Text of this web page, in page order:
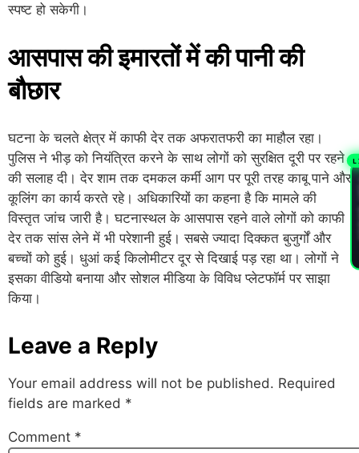
स्पष्ट हो सकेगी।
आसपास की इमारतों में की पानी की
बौछार
घटना के चलते क्षेत्र में काफी देर तक अफरातफरी का माहौल रहा।
पुलिस ने भीड़ को नियंत्रित करने के साथ लोगों को सुरक्षित दूरी पर रहने
की सलाह दी। देर शाम तक दमकल कर्मी आग पर पूरी तरह काबू पाने और
कूलिंग का कार्य करते रहे। अधिकारियों का कहना है कि मामले की
विस्तृत जांच जारी है। घटनास्थल के आसपास रहने वाले लोगों को काफी
देर तक सांस लेने में भी परेशानी हुई। सबसे ज्यादा दिक्कत बुजुर्गों और
बच्चों को हुई। धुआं कई किलोमीटर दूर से दिखाई पड़ रहा था। लोगों ने
इसका वीडियो बनाया और सोशल मीडिया के विविध प्लेटफॉर्म पर साझा
किया।
Leave a Reply
Your email address will not be published. Required
fields are marked *
Comment *